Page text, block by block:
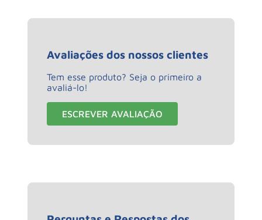
Avaliações dos nossos clientes
Tem esse produto? Seja o primeiro a
avaliá-lo!
ESCREVER AVALIAÇÃO